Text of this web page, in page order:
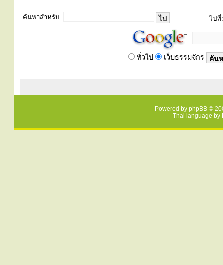
ค้นหาสำหรับ: ไปที่:
ทั่วไป เว็บธรรมจักร
Powered by phpBB ©
Thai language by